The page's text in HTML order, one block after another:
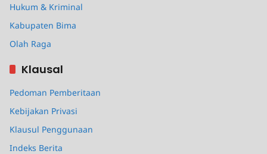
Hukum & Kriminal
Kabupaten Bima
Olah Raga
Klausal
Pedoman Pemberitaan
Kebijakan Privasi
Klausul Penggunaan
Indeks Berita